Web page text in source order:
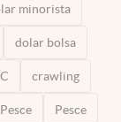
minorista
dolar bolsa
crawling
Pesce